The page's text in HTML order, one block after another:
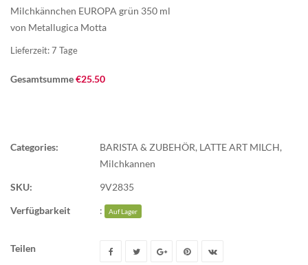
Milchkännchen EUROPA grün 350 ml
von Metallugica Motta
Lieferzeit: 7 Tage
Gesamtsumme€25.50
Categories: BARISTA & ZUBEHÖR, LATTE ART MILCH,
Milchkannen
SKU:
9V2835
Verfügbarkeit
: Auf Lager
Teilen